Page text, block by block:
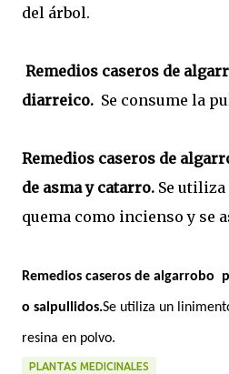
del árbol.
Remedios caseros de
diarreico. Se consume la
Remedios caseros de
de asma y catarro. Se
quema como incienso y se
Remedios caseros de algarrobo
o salpullidos.Se utiliza un
resina en polvo.
PLANTAS MEDICINALES